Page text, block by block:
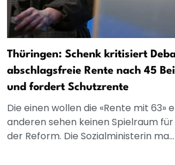
Thüringen: Schenk kritisiert
abschlagsfreie Rente nach 45
und fordert Schutzrente
Die einen wollen die «Rente mit 63»
anderen sehen keinen Spielraum
der Reform. Die Sozialministerin ma...